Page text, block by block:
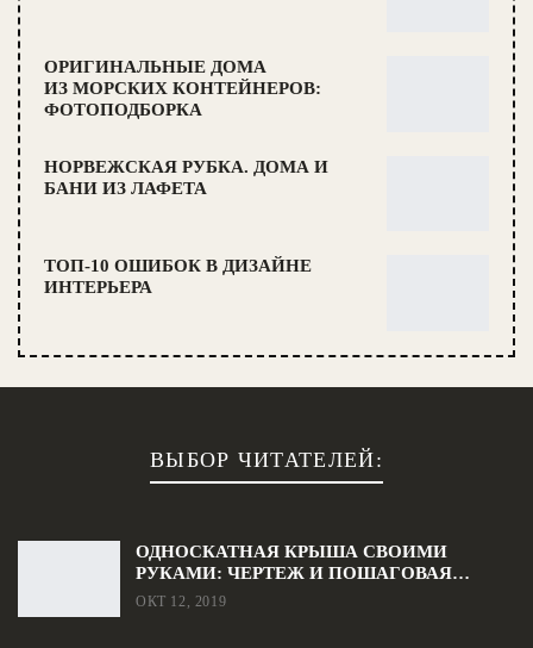
ОРИГИНАЛЬНЫЕ ДОМА
ИЗ МОРСКИХ КОНТЕЙНЕРОВ:
ФОТОПОДБОРКА
НОРВЕЖСКАЯ РУБКА. ДОМА И
БАНИ ИЗ ЛАФЕТА
ТОП-10 ОШИБОК В ДИЗАЙНЕ
ИНТЕРЬЕРА
ВЫБОР ЧИТАТЕЛЕЙ:
ОДНОСКАТНАЯ КРЫША СВОИМИ
РУКАМИ: ЧЕРТЕЖ И ПОШАГОВАЯ…
ОКТ 12, 2019